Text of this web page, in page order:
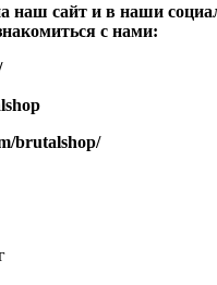
наш сайт и в наши
с нами:
brutalshop/